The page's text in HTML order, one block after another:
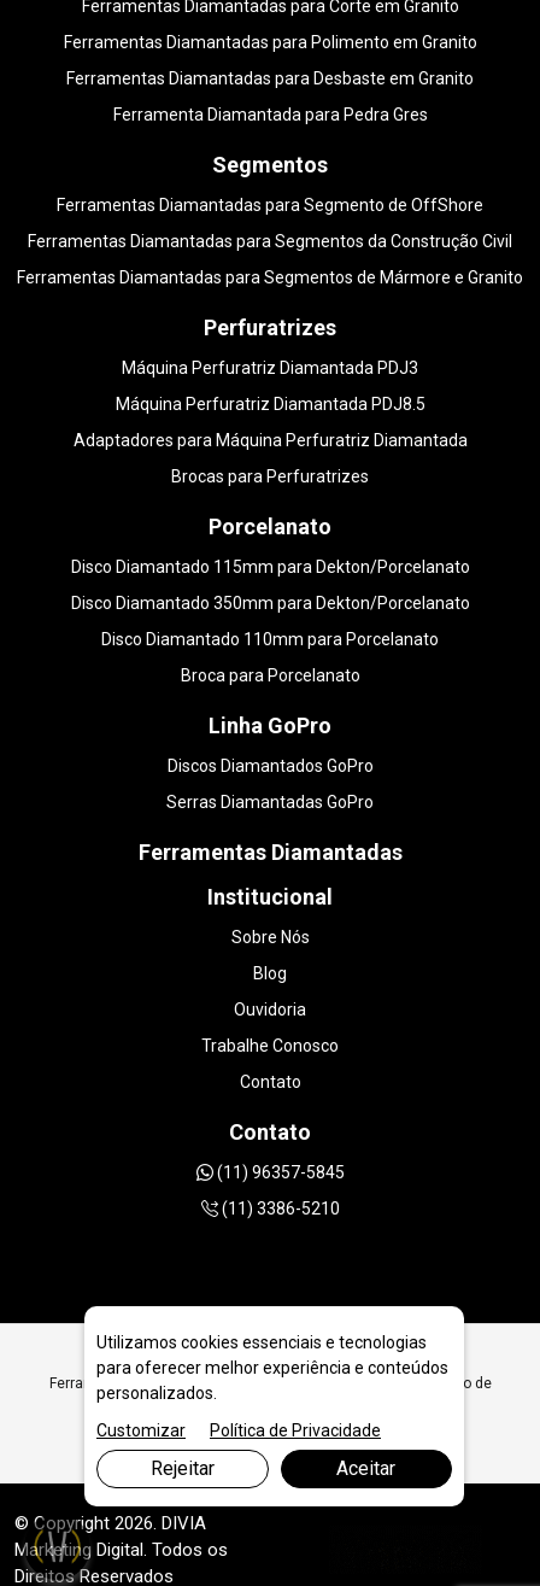
Ferramentas Diamantadas para Corte em Granito
Ferramentas Diamantadas para Polimento em Granito
Ferramentas Diamantadas para Desbaste em Granito
Ferramenta Diamantada para Pedra Gres
Segmentos
Ferramentas Diamantadas para Segmento de OffShore
Ferramentas Diamantadas para Segmentos da Construção Civil
Ferramentas Diamantadas para Segmentos de Mármore e Granito
Perfuratrizes
Máquina Perfuratriz Diamantada PDJ3
Máquina Perfuratriz Diamantada PDJ8.5
Adaptadores para Máquina Perfuratriz Diamantada
Brocas para Perfuratrizes
Porcelanato
Disco Diamantado 115mm para Dekton/Porcelanato
Disco Diamantado 350mm para Dekton/Porcelanato
Disco Diamantado 110mm para Porcelanato
Broca para Porcelanato
Linha GoPro
Discos Diamantados GoPro
Serras Diamantadas GoPro
Ferramentas Diamantadas
Institucional
Sobre Nós
Blog
Ouvidoria
Trabalhe Conosco
Contato
Contato
(11) 96357-5845
(11) 3386-5210
Ferramentas Diamantadas para Prestadores de Serviço em Rio de
© Copyright 2026. DIVIA
Marketing Digital. Todos os
Direitos Reservados
Utilizamos cookies essenciais e tecnologias
para oferecer melhor experiência e conteúdos
personalizados.
Customizar
Política de Privacidade
Rejeitar Aceitar